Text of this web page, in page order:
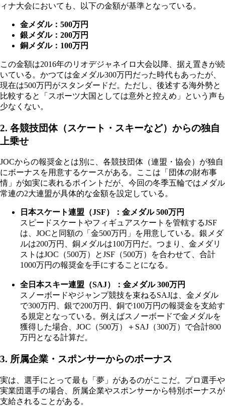
ィナ大会においても、以下の金額が基準となっている。
金メダル：500万円
銀メダル：200万円
銅メダル：100万円
この金額は2016年のリオデジャネイロ大会以降、据え置きが続
いている。かつては金メダル300万円だった時代もあったが、
現在は500万円がスタンダードだ。ただし、後述する海外勢と
比較すると「スポーツ大国としては意外と控えめ」という声も
少なくない。
2. 各競技団体（スケート・スキーなど）からの独自
上乗せ
JOCからの報奨金とは別に、各競技団体（連盟・協会）が独自
にボーナスを用意するケースがある。ここは「団体の財布事
情」が如実に表れるポイントだが、今回の冬季五輪ではメダル
常連の2大連盟が具体的な金額を設定している。
日本スケート連盟（JSF）：金メダル 500万円
スピードスケートやフィギュアスケートを管轄するJSF
は、JOCと同額の「金500万円」を用意している。銀メダ
ルは200万円、銅メダルは100万円だ。つまり、金メダリ
ストはJOC（500万）とJSF（500万）を合わせて、合計
1000万円の報奨金を手にすることになる。
全日本スキー連盟（SAJ）：金メダル 300万円
スノーボードやジャンプ競技を束ねるSAJは、金メダル
で300万円、銀で200万円、銅で100万円の報奨金を支給す
る規定となっている。例えばスノーボードで金メダルを
獲得した場合、JOC（500万）＋SAJ（300万）で合計800
万円となる計算だ。
3. 所属企業・スポンサーからのボーナス
実は、選手にとって最も「夢」があるのがここだ。プロ選手や
実業団選手の場合、所属企業やスポンサーから特別ボーナスが
支給されることがある。